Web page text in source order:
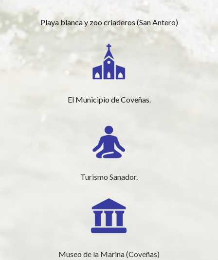
Playa blanca y zoo criaderos (San Antero)
El Municipio de Coveñas.
Turismo Sanador.
Museo de la Marina (Coveñas)